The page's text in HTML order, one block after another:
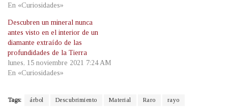
En «Curiosidades»
Descubren un mineral nunca
antes visto en el interior de un
diamante extraído de las
profundidades de la Tierra
lunes, 15 noviembre 2021 7:24 AM
En «Curiosidades»
Tags: árbol Descubrimiento Material Raro rayo